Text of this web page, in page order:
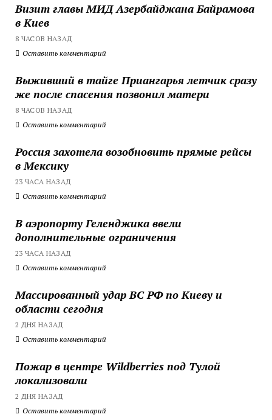
Визит главы МИД Азербайджана Байрамова
в Киев
8 ЧАСОВ НАЗАД
Оставить комментарий
Выживший в тайге Приангарья летчик сразу
же после спасения позвонил матери
8 ЧАСОВ НАЗАД
Оставить комментарий
Россия захотела возобновить прямые рейсы
в Мексику
23 ЧАСА НАЗАД
Оставить комментарий
В аэропорту Геленджика ввели
дополнительные ограничения
23 ЧАСА НАЗАД
Оставить комментарий
Массированный удар ВС РФ по Киеву и
области сегодня
2 ДНЯ НАЗАД
Оставить комментарий
Пожар в центре Wildberries под Тулой
локализовали
2 ДНЯ НАЗАД
Оставить комментарий